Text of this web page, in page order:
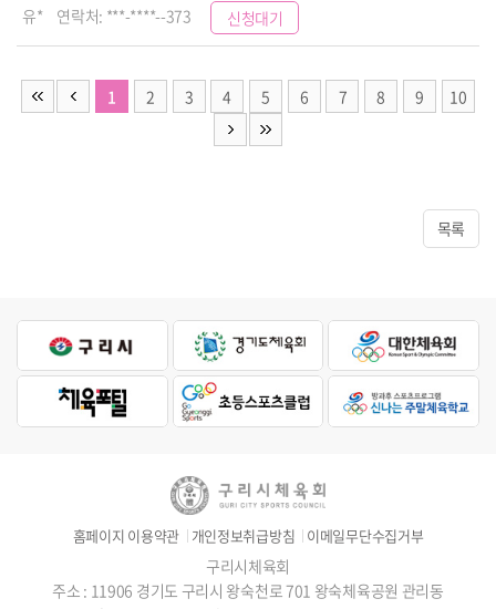
목록
홈페이지 이용약관 개인정보취급방침 이메일무단수집거부
구리시체육회
주소 : 11906 경기도 구리시 왕숙천로 701 왕숙체육공원 관리동